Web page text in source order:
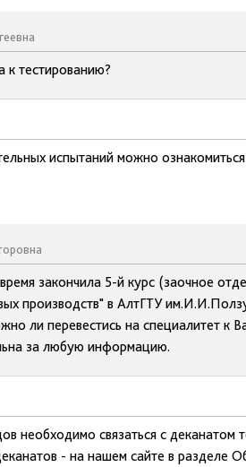
к тестированию?
испытаний можно
закончила 5-й курс (заочное
производств" в АлтГТУ
ли перевестись на специалитет к
за любую информацию.
необходимо связаться с деканатом
- на нашем сайте в разделе